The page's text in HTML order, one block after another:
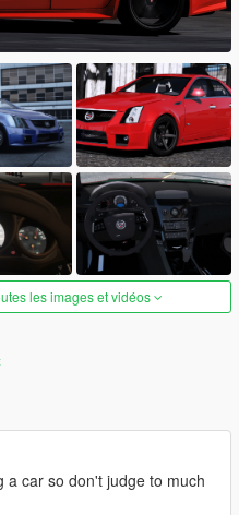
les images et vidéos
a car so don't judge to much